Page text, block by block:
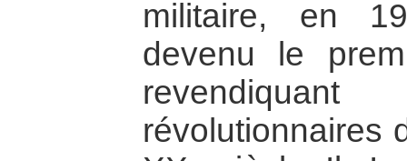
militaire, en
devenu le
révolutionnaires